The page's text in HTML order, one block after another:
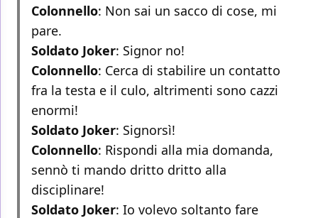
Colonnello: Non sai un sacco di cose, mi
pare.
Soldato Joker: Signor no!
Colonnello: Cerca di stabilire un contatto
fra la testa e il culo, altrimenti sono cazzi
enormi!
Soldato Joker: Signorsì!
Colonnello: Rispondi alla mia domanda,
sennò ti mando dritto dritto alla
disciplinare!
Soldato Joker: Io volevo soltanto fare